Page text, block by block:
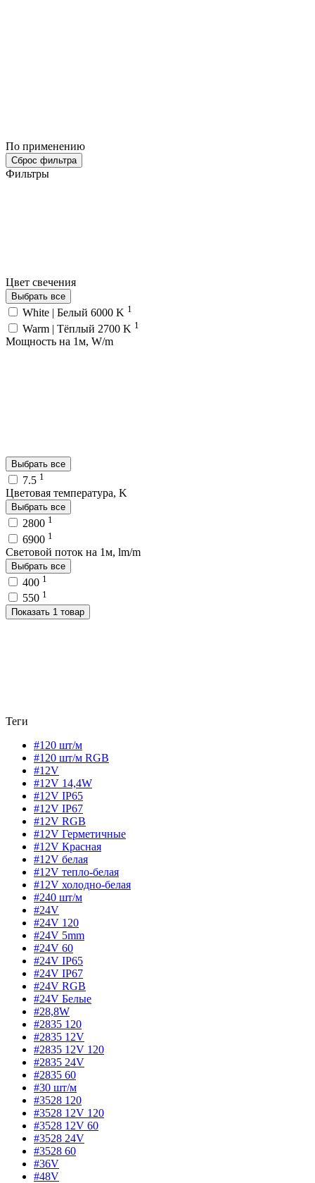
По применению
Сброс фильтра
Фильтры
Цвет свечения
Выбрать все
White | Белый 6000 K 1
Warm | Тёплый 2700 K 1
Мощность на 1м, W/m
Выбрать все
7.5 1
Цветовая температура, K
Выбрать все
2800 1
6900 1
Световой поток на 1м, lm/m
Выбрать все
400 1
550 1
Показать 1 товар
Теги
#120 шт/м
#120 шт/м RGB
#12V
#12V 14,4W
#12V IP65
#12V IP67
#12V RGB
#12V Герметичные
#12V Красная
#12V белая
#12V тепло-белая
#12V холодно-белая
#240 шт/м
#24V
#24V 120
#24V 5mm
#24V 60
#24V IP65
#24V IP67
#24V RGB
#24V Белые
#28,8W
#2835 120
#2835 12V
#2835 12V 120
#2835 24V
#2835 60
#30 шт/м
#3528 120
#3528 12V 120
#3528 12V 60
#3528 24V
#3528 60
#36V
#48V